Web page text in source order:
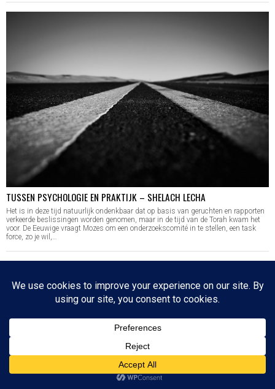
TUSSEN PSYCHOLOGIE EN PRAKTIJK – SHELACH LECHA
Het is in deze tijd natuurlijk ondenkbaar dat op basis van geruchten en rapporten
verkeerde beslissingen worden genomen, maar in de tijd van de Torah kwam het
voor. De Eeuwige vraagt Mozes om een onderzoekscomité in te stellen, een task
force, zo je wil,…
BOVEN